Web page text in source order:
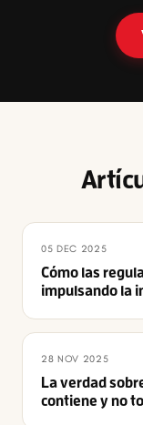
05 DEC 2025
Cómo las
impulsando la
28 NOV 2025
La verdad
contiene y no